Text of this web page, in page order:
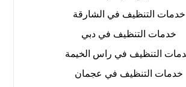
خدمات التنظيف في الشارقة
خدمات التنظيف في دبي
التنظيف في راس الخيمة
خدمات التنظيف في عجمان